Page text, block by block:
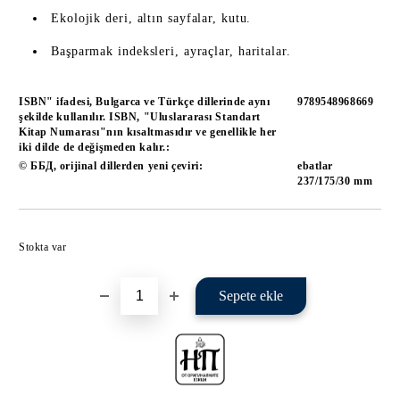
Ekolojik deri, altın sayfalar, kutu.
Başparmak indeksleri, ayraçlar, haritalar.
ISBN" ifadesi, Bulgarca ve Türkçe dillerinde aynı
şekilde kullanılır. ISBN, "Uluslararası Standart
Kitap Numarası"nın kısaltmasıdır ve genellikle her
iki dilde de değişmeden kalır.:
9789548968669
© ББД, orijinal dillerden yeni çeviri:
ebatlar
237/175/30 mm
Stokta var